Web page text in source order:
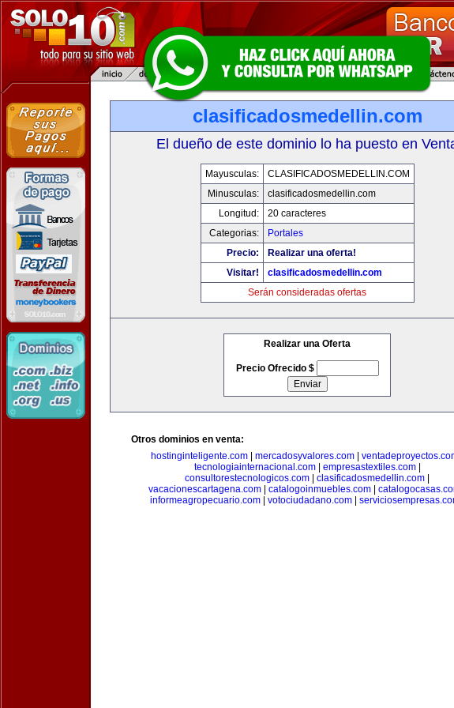
clasificadosmedellin.com
El dueño de este dominio lo ha puesto en
Mayusculas:
CLASIFICADOSMEDELLIN.COM
Minusculas:
clasificadosmedellin.com
Longitud:
20 caracteres
Categorias:
Portales
Precio:
Realizar una oferta!
Visitar!
clasificadosmedellin.com
Serán consideradas ofertas
Realizar una Oferta
Precio Ofrecido $
Otros dominios en venta:
hostinginteligente.com
mercadosyvalores.com
tecnologiainternacional.com| empresastextiles.com|
consultorestecnologicos.com
clasificadosmedellin.com
vacacionescartagena.com
catalogoinmuebles.com
informeagropecuario.com| votociudadano.com|